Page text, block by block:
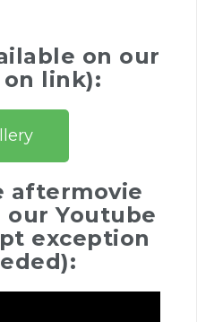
on our
link):
aftermovie
our Youtube
exception